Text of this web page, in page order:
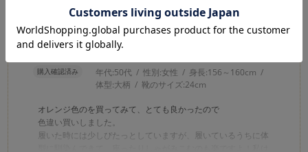
リカちん
購入確認済み 年代:50代 性別:女性 身長:156～160cm
体型:大柄 靴のサイズ:24cm
オレンジ色のを買ってみて、とても良かったので
色違い買いしました。
履いた時には少しぴたっとしていますが、履いているうちに体